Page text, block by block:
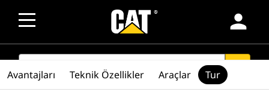
person
SEARCH
Avantajları Teknik Özellikler Araçlar Tur